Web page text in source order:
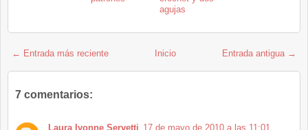
agujas
← Entrada más reciente Entrada antigua →
Inicio
7 comentarios:
Laura Ivonne Servetti 17 de mayo de 2010 a las 11:01